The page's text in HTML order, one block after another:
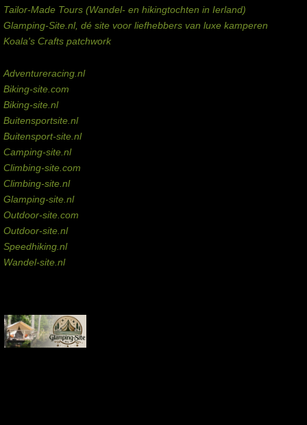
Tailor-Made Tours (Wandel- en hikingtochten in Ierland)
Glamping-Site.nl, dé site voor liefhebbers van luxe kamperen
Koala's Crafts patchwork
Adventureracing.nl
Biking-site.com
Biking-site.nl
Buitensportsite.nl
Buitensport-site.nl
Camping-site.nl
Climbing-site.com
Climbing-site.nl
Glamping-site.nl
Outdoor-site.com
Outdoor-site.nl
Speedhiking.nl
Wandel-site.nl